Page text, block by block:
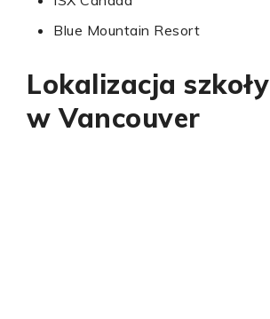
Blue Mountain Resort
Lokalizacja szkoły
w Vancouver